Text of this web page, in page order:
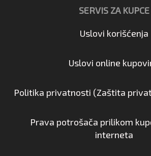
SERVIS ZA KUPCE
Uslovi korišćenja
Uslovi online
Politika privatnosti (Zaštita
Prava potrošača prilikom
interneta